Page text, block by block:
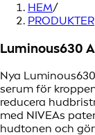
HEM/
PRODUKTER
Luminous630
Nya
serum för
reducera
med NIVEAs
hudtonen och